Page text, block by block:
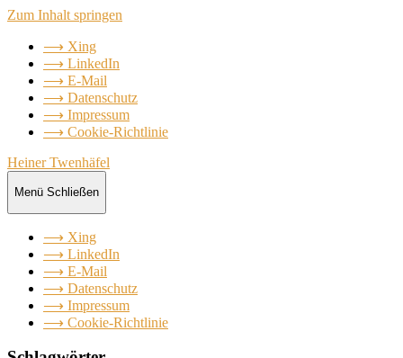
Zum Inhalt springen
⟶ Xing
⟶ LinkedIn
⟶ E-Mail
⟶ Datenschutz
⟶ Impressum
⟶ Cookie-Richtlinie
Heiner Twenhäfel
Menü Schließen
⟶ Xing
⟶ LinkedIn
⟶ E-Mail
⟶ Datenschutz
⟶ Impressum
⟶ Cookie-Richtlinie